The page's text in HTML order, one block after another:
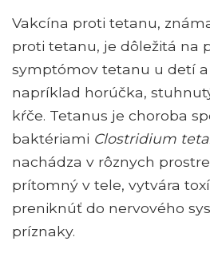
Vakcína proti tetanu,
proti tetanu, je dôležitá na
symptómov tetanu u detí
napríklad horúčka,
kŕče. Tetanus je choroba
baktériami Clostridium
nachádza v rôznych
prítomný v tele, vytvára
preniknúť do nervového
príznaky.